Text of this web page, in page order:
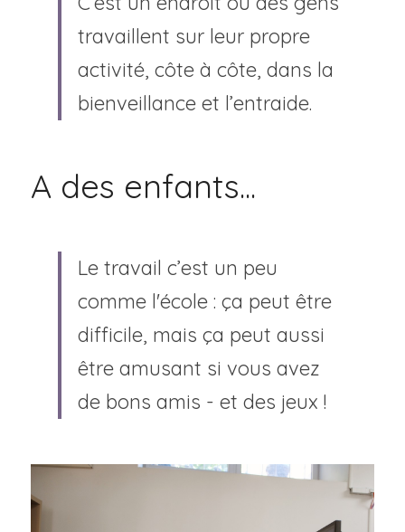
travaillent sur ​​leur propre
activité, côte à côte, dans la
bienveillance et l’entraide.
A des enfants...
Le travail c’est un peu
comme l'école : ça peut être
difficile, mais ça peut aussi
être amusant si vous avez
de bons amis - et des jeux !